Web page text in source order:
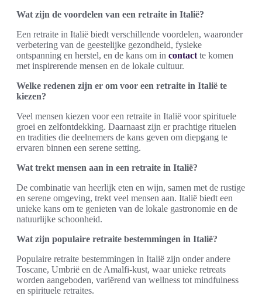
Wat zijn de voordelen van een retraite in Italië?
Een retraite in Italië biedt verschillende voordelen, waaronder
verbetering van de geestelijke gezondheid, fysieke
ontspanning en herstel, en de kans om in contact te komen
met inspirerende mensen en de lokale cultuur.
Welke redenen zijn er om voor een retraite in Italië te
kiezen?
Veel mensen kiezen voor een retraite in Italië voor spirituele
groei en zelfontdekking. Daarnaast zijn er prachtige rituelen
en tradities die deelnemers de kans geven om diepgang te
ervaren binnen een serene setting.
Wat trekt mensen aan in een retraite in Italië?
De combinatie van heerlijk eten en wijn, samen met de rustige
en serene omgeving, trekt veel mensen aan. Italië biedt een
unieke kans om te genieten van de lokale gastronomie en de
natuurlijke schoonheid.
Wat zijn populaire retraite bestemmingen in Italië?
Populaire retraite bestemmingen in Italië zijn onder andere
Toscane, Umbrië en de Amalfi-kust, waar unieke retreats
worden aangeboden, variërend van wellness tot mindfulness
en spirituele retraites.